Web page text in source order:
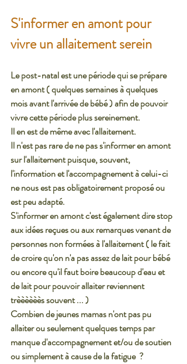
S'informer en amont pour
vivre un allaitement serein
Le post-natal est une période qui se prépare
en amont ( quelques semaines à quelques
mois avant l'arrivée de bébé ) afin de pouvoir
vivre cette période plus sereinement.
Il en est de même avec l'allaitement.
Il n'est pas rare de ne pas s'informer en amont
sur l'allaitement puisque, souvent,
l'information et l'accompagnement à celui-ci
ne nous est pas obligatoirement proposé ou
est peu adapté.
S'informer en amont c'est également dire stop
aux idées reçues ou aux remarques venant de
personnes non formées à l'allaitement ( le fait
de croire qu'on n'a pas assez de lait pour bébé
ou encore qu'il faut boire beaucoup d'eau et
de lait pour pouvoir allaiter reviennent
trèèèèèès souvent ... )
Combien de jeunes mamas n'ont pas pu
allaiter ou seulement quelques temps par
manque d'accompagnement et/ou de soutien
ou simplement à cause de la fatigue  ?